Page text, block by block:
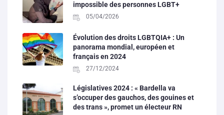
impossible des personnes LGBT+
05/04/2026
Évolution des droits LGBTQIA+ : Un
panorama mondial, européen et
français en 2024
27/12/2024
Législatives 2024 : « Bardella va
s’occuper des gauchos, des gouines et
des trans », promet un électeur RN